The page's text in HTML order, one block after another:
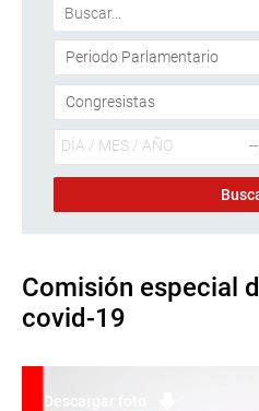
Comisión especial
covid-19
Descargar foto